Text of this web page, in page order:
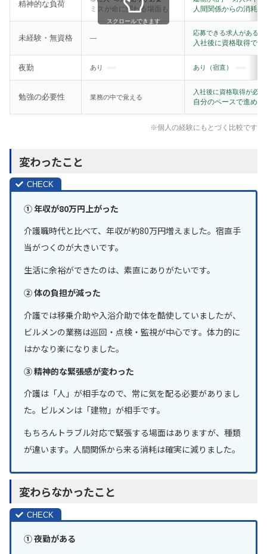
精神的な負荷
ミスが命に関わる場面も 人間関係からの消耗が
未経験・無資格 —
応募できる求人がある
入社後に資格取得でOK
夜勤 あり あり（宿直）
勉強の必要性 業務の中で覚える
入社後に資格取得が必要
自分のペースで進めら
スクロールできます
※個人の経験にもとづく比較です
変わったこと
① 年収が80万円上がった
介護職時代と比べて、年収が約80万円増えました。宿直手
当がつくのが大きいです。
生活に余裕ができたのは、素直にありがたいです。
② 体の負担が減った
介護では移乗介助や入浴介助で体を酷使していましたが、
ビルメンの業務は巡回・点検・監視が中心です。体力的に
はかなり楽になりました。
③ 精神的な緊張感が変わった
介護は「人」が相手なので、常に気を配る必要がありまし
た。ビルメンは「建物」が相手です。
もちろんトラブル対応で緊張する場面はありますが、種類
が違います。人間関係から来る消耗は確実に減りました。
変わらなかったこと
① 夜勤がある